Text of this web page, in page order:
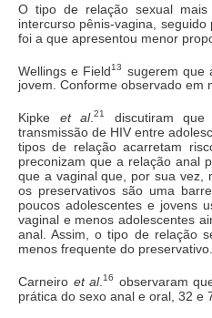
O tipo de relação sexual
intercurso pênis-vagina,
foi a que apresentou menor
Wellings e Field13
sugerem que
jovem. Conforme observado em
Kipke et al.21
discutiram
transmissão de HIV entre
tipos de relação acarretam
preconizam que a relação anal
que a vaginal que, por sua vez,
os preservativos são uma
poucos adolescentes e jovens
vaginal e menos adolescentes
anal. Assim, o tipo de relação
menos frequente do preservativo.
Carneiro et al.16
observaram
prática do sexo anal e oral, 32 e